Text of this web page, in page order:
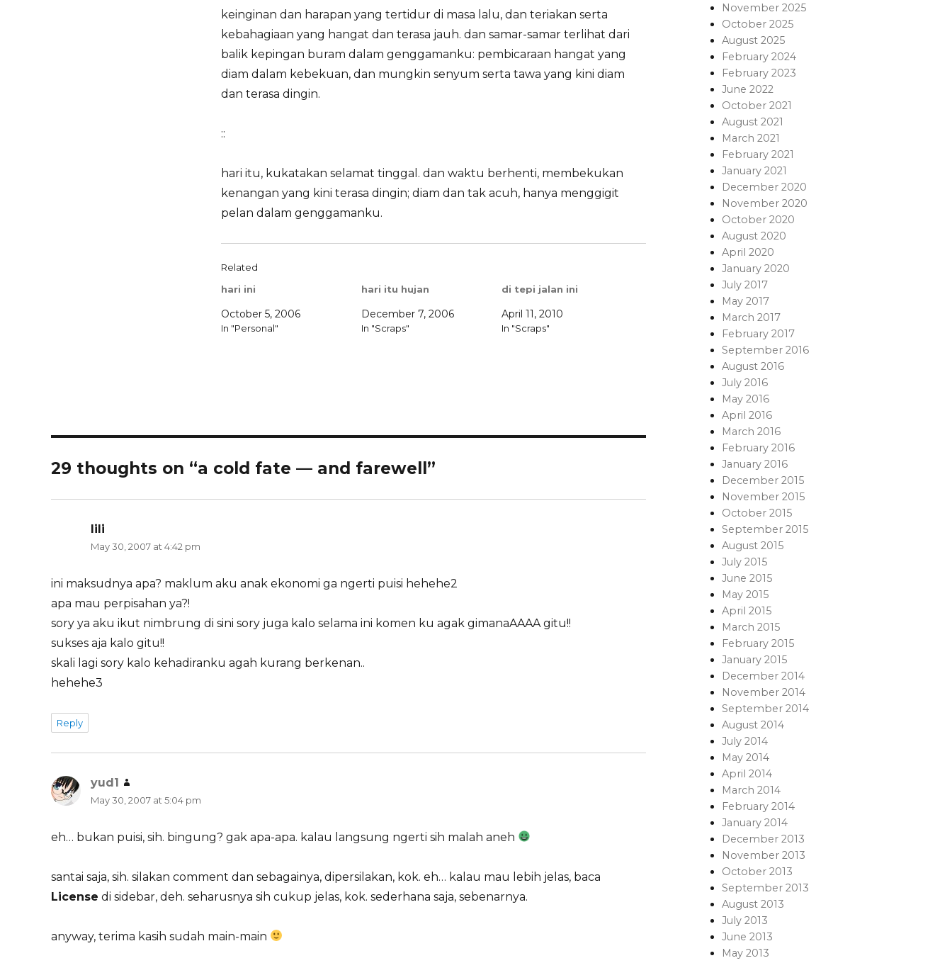
keinginan dan harapan yang tertidur di masa lalu, dan teriakan serta
kebahagiaan yang hangat dan terasa jauh. dan samar-samar terlihat dari
balik kepingan buram dalam genggamanku: pembicaraan hangat yang
diam dalam kebekuan, dan mungkin senyum serta tawa yang kini diam
dan terasa dingin.
::
hari itu, kukatakan selamat tinggal. dan waktu berhenti, membekukan
kenangan yang kini terasa dingin; diam dan tak acuh, hanya menggigit
pelan dalam genggamanku.
Related
hari ini
October 5, 2006
In "Personal"
hari itu hujan
December 7, 2006
In "Scraps"
di tepi jalan ini
April 11, 2010
In "Scraps"
29 thoughts on “a cold fate — and farewell”
lili
May 30, 2007 at 4:42 pm
ini maksudnya apa? maklum aku anak ekonomi ga ngerti puisi hehehe2
apa mau perpisahan ya?!
sory ya aku ikut nimbrung di sini sory juga kalo selama ini komen ku agak gimanaAAAA gitu!!
sukses aja kalo gitu!!
skali lagi sory kalo kehadiranku agah kurang berkenan..
hehehe3
Reply
yud1
May 30, 2007 at 5:04 pm
eh… bukan puisi, sih. bingung? gak apa-apa. kalau langsung ngerti sih malah aneh
santai saja, sih. silakan comment dan sebagainya, dipersilakan, kok. eh… kalau mau lebih jelas, baca
License di sidebar, deh. seharusnya sih cukup jelas, kok. sederhana saja, sebenarnya.
anyway, terima kasih sudah main-main
November 2025
October 2025
August 2025
February 2024
February 2023
June 2022
October 2021
August 2021
March 2021
February 2021
January 2021
December 2020
November 2020
October 2020
August 2020
April 2020
January 2020
July 2017
May 2017
March 2017
February 2017
September 2016
August 2016
July 2016
May 2016
April 2016
March 2016
February 2016
January 2016
December 2015
November 2015
October 2015
September 2015
August 2015
July 2015
June 2015
May 2015
April 2015
March 2015
February 2015
January 2015
December 2014
November 2014
September 2014
August 2014
July 2014
May 2014
April 2014
March 2014
February 2014
January 2014
December 2013
November 2013
October 2013
September 2013
August 2013
July 2013
June 2013
May 2013